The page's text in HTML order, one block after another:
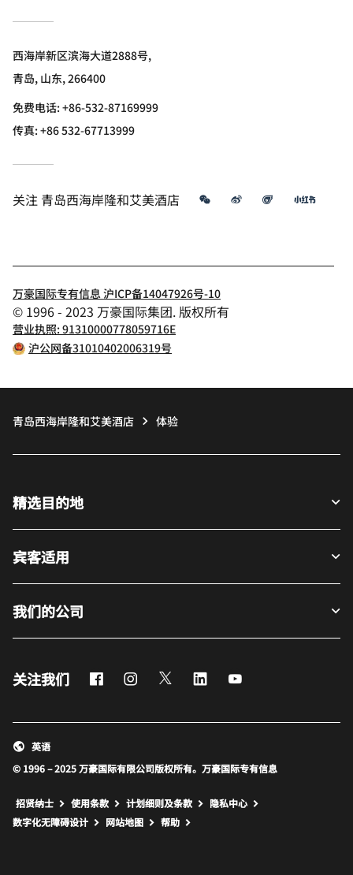
西海岸新区滨海大道2888号,
青岛, 山东, 266400
免费电话:+86-532-87169999
传真:+86 532-67713999
关注 青岛西海岸隆和艾美酒店 微信 微博 飞猪 小红书
万豪国际专有信息 沪ICP备14047926号-10
© 1996 - 2023 万豪国际集团. 版权所有
营业执照: 91310000778059716E
沪公网备31010402006319号
青岛西海岸隆和艾美酒店 体验
精选目的地
宾客适用
我们的公司
关注我们 FacebookInstagram
Twitter LinkedIn
© 1996 – 2025 万豪国际有限公司版权所有。万豪国际专有信息
英语
招贤纳士 使用条款 计划细则及条款
隐私中心
数字化无障碍设计
网站地图 打开新窗口
帮助